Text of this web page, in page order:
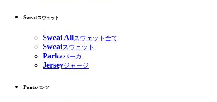
Sweatスウェット
Sweat Allスウェット全て
Sweatスウェット
Parkaパーカ
Jerseyジャージ
Pantsパンツ